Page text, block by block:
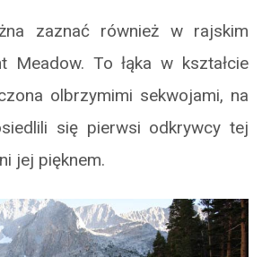
zaznać również w rajskim
Meadow. To łąka w kształcie
olbrzymimi sekwojami, na
się pierwsi odkrywcy tej
jej pięknem.